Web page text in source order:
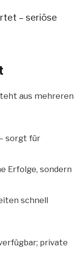
– seriöse
aus mehreren
– sorgt für
Erfolge, sondern
schnell
private